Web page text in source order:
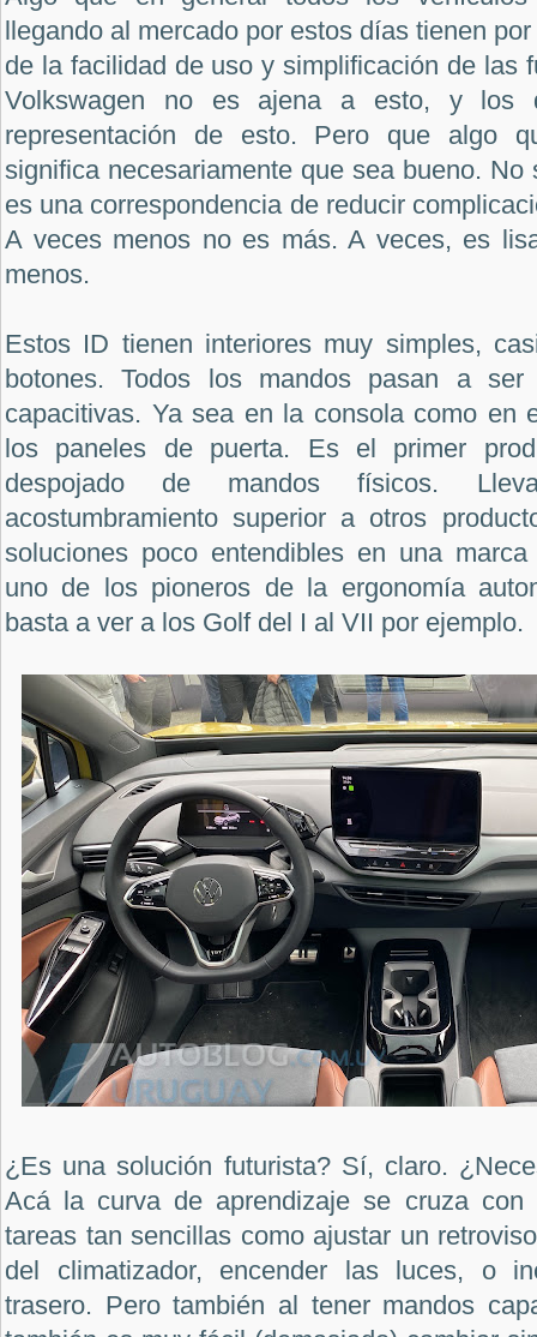
llegando al mercado por estos días tienen
de la facilidad de uso y simplificación de las
Volkswagen no es ajena a esto, y los
representación de esto. Pero que algo
significa necesariamente que sea bueno. No
es una correspondencia de reducir
A veces menos no es más. A veces, es
menos.
Estos ID tienen interiores muy simples,
botones. Todos los mandos pasan a ser
capacitivas. Ya sea en la consola como en
los paneles de puerta. Es el primer
despojado de mandos físicos.
acostumbramiento superior a otros
soluciones poco entendibles en una
uno de los pioneros de la ergonomía
basta a ver a los Golf del I al VII por ejemplo.
¿Es una solución futurista? Sí, claro.
Acá la curva de aprendizaje se cruza
tareas tan sencillas como ajustar un
del climatizador, encender las luces, o
trasero. Pero también al tener mandos